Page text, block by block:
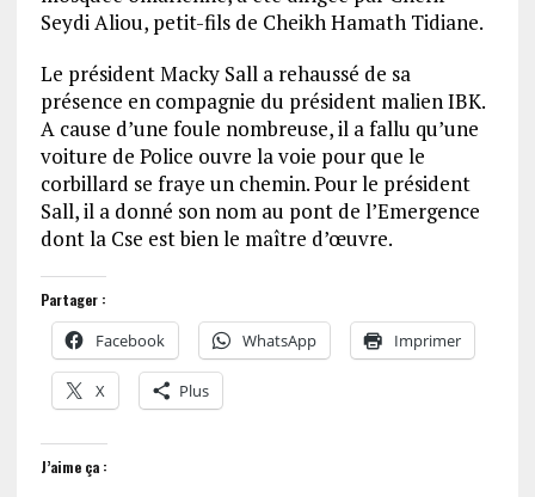
Seydi Aliou, petit-fils de Cheikh Hamath Tidiane.
Le président Macky Sall a rehaussé de sa
présence en compagnie du président malien IBK.
A cause d’une foule nombreuse, il a fallu qu’une
voiture de Police ouvre la voie pour que le
corbillard se fraye un chemin. Pour le président
Sall, il a donné son nom au pont de l’Emergence
dont la Cse est bien le maître d’œuvre.
Partager :
Facebook WhatsApp Imprimer
X Plus
J’aime ça :